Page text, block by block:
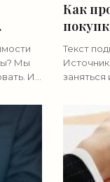
Мы
И
или с
Как
Текст
купить